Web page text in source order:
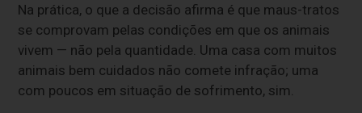
Na prática, o que a decisão afirma é que maus-tratos
se comprovam pelas condições em que os animais
vivem — não pela quantidade. Uma casa com muitos
animais bem cuidados não comete infração; uma
com poucos em situação de sofrimento, sim.